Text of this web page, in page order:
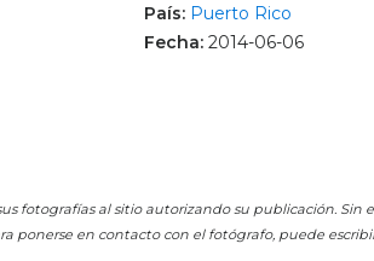
País: Puerto Rico
Fecha: 2014-06-06
fotografías al sitio autorizando su publicación. Sin
ponerse en contacto con el fotógrafo, puede